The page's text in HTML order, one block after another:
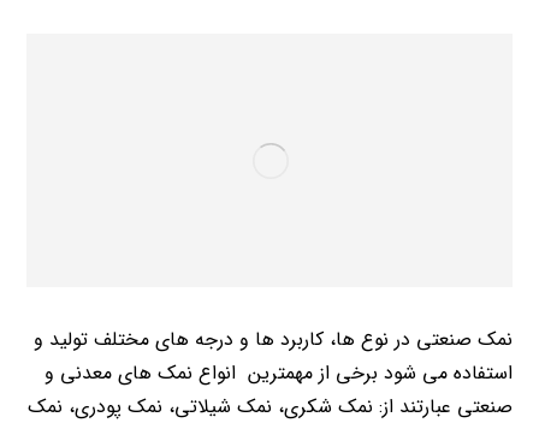
نمک صنعتی در نوع ها، کاربرد ها و درجه های مختلف تولید و
استفاده می شود برخی از مهمترین انواع نمک های معدنی و
صنعتی عبارتند از: نمک شکری، نمک شیلاتی، نمک پودری، نمک